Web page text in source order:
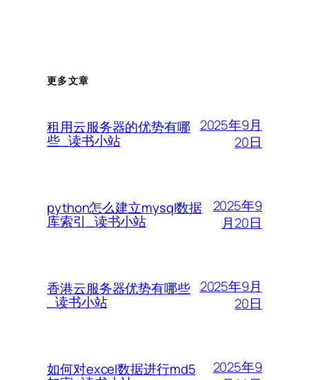
更多文章
租用云服务器的优势有哪
些_读书小站
2025年9月
20日
python怎么建立mysql数据
库索引_读书小站
2025年9
月20日
香港云服务器优势有哪些
_读书小站
2025年9月
20日
如何对excel数据进行md5
2025年9